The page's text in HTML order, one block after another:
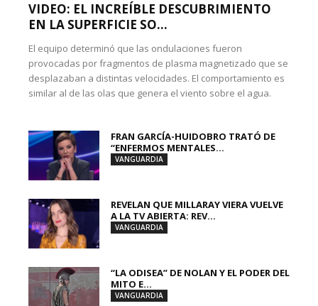
VIDEO: EL INCREÍBLE DESCUBRIMIENTO
EN LA SUPERFICIE SO...
El equipo determinó que las ondulaciones fueron
provocadas por fragmentos de plasma magnetizado que se
desplazaban a distintas velocidades. El comportamiento es
similar al de las olas que genera el viento sobre el agua.
FRAN GARCÍA-HUIDOBRO TRATÓ DE
“ENFERMOS MENTALES...
VANGUARDIA
REVELAN QUE MILLARAY VIERA VUELVE
A LA TV ABIERTA: REV...
VANGUARDIA
“LA ODISEA” DE NOLAN Y EL PODER DEL
MITO E...
VANGUARDIA